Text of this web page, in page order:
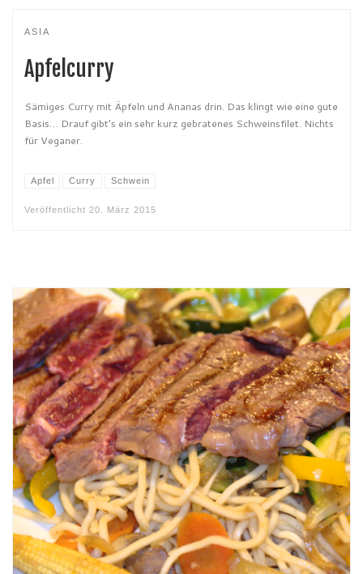
ASIA
Apfelcurry
Sämiges Curry mit Äpfeln und Ananas drin. Das klingt wie eine gute
Basis… Drauf gibt’s ein sehr kurz gebratenes Schweinsfilet. Nichts
für Veganer.
Apfel Curry Schwein
Veröffentlicht 20. März 2015